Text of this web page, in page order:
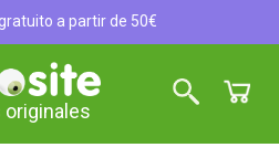
a partir de 50€
originales